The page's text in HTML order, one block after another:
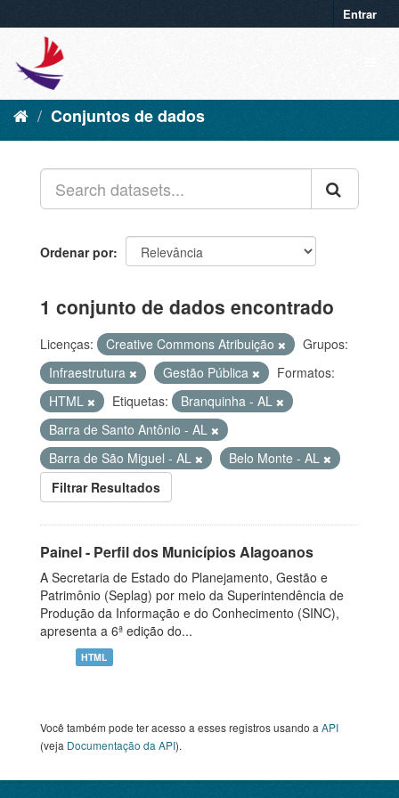
Entrar
Conjuntos de dados
Ordenar por
1 conjunto de dados encontrado
Licenças: Creative Commons Atribuição
Grupos:
Infraestrutura
Gestão Pública
Formatos:
HTML
Etiquetas:
Branquinha - AL
Barra de Santo Antônio - AL
Barra de São Miguel - AL
Belo Monte - AL
Filtrar Resultados
Painel - Perfil dos Municípios Alagoanos
A Secretaria de Estado do Planejamento, Gestão e
Patrimônio (Seplag) por meio da Superintendência de
Produção da Informação e do Conhecimento (SINC),
apresenta a 6ª edição do...
HTML
Você também pode ter acesso a esses registros usando a API
(veja Documentação da API).